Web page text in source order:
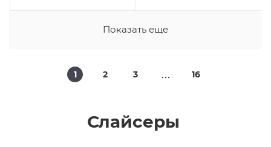
Показать еще
1 2 3 16
Слайсеры